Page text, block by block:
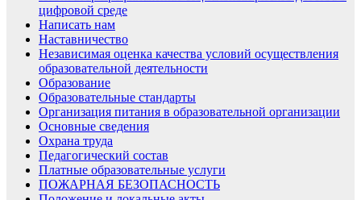
цифровой среде
Написать нам
Наставничество
Независимая оценка качества условий осуществления
образовательной деятельности
Образование
Образовательные стандарты
Организация питания в образовательной организации
Основные сведения
Охрана труда
Педагогический состав
Платные образовательные услуги
ПОЖАРНАЯ БЕЗОПАСНОСТЬ